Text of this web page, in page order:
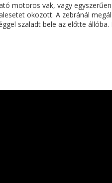
motoros vak, vagy
okozott. A zebránál
szaladt bele az előtte